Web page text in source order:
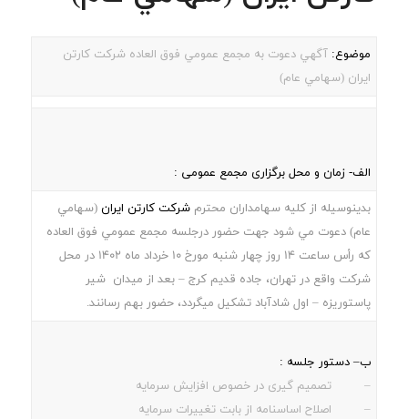
موضوع:آگهي دعوت به مجمع عمومي فوق العاده شركت كارتن
ايران (سهامي عام)
الف- زمان و محل برگزاری مجمع عمومی :
بدينوسيله از كليه سهامداران محترم شركت كارتن ايران (سهامي
عام) دعوت مي شود جهت حضور درجلسه مجمع عمومي فوق العاده
كه رأس ساعت 14 روز چهار شنبه مورخ 10 خرداد ماه 1402 در محل
شركت واقع در تهران، جاده قديم كرج – بعد از ميدان شير
پاستوريزه – اول شادآباد تشكيل ميگردد، حضور بهم رسانند.
ب– دستور جلسه :
– تصمیم گیری در خصوص افزایش سرمایه
– اصلاح اساسنامه از بابت تغییرات سرمایه